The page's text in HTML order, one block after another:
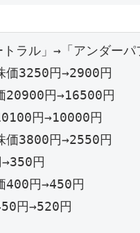
ラル」→「アンダー
価3250円→2900円
20900円→16500円
円→10000円
価3800円→2550円
円
400円→450円
円→520円